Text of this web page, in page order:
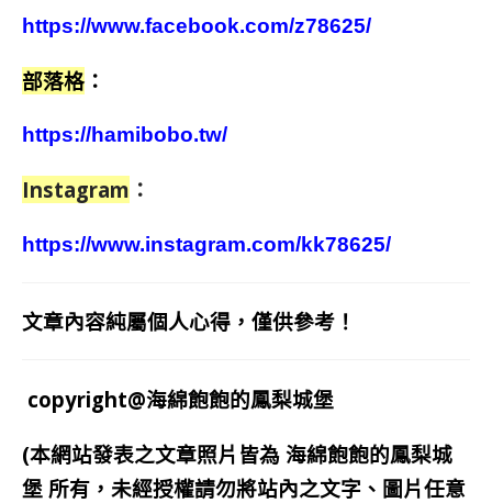
https://www.facebook.com/z78625/
部落格 ：
https://hamibobo.tw/
Instagram ：
https://www.instagram.com/kk78625/
文章內容純屬個人心得，僅供參考！
copyright@海綿飽飽的鳳梨城堡
(本網站發表之文章照片皆為 海綿飽飽的鳳梨城
堡 所有，未經授權請勿將站內之文字、圖片任意